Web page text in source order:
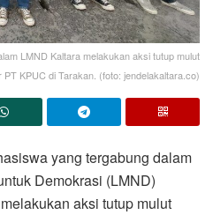
LMND Kaltara melakukan aksi tutup mulut
KPUC di Tarakan. (foto: jendelakaltara.co)
yang tergabung dalam
Demokrasi (LMND)
aksi tutup mulut